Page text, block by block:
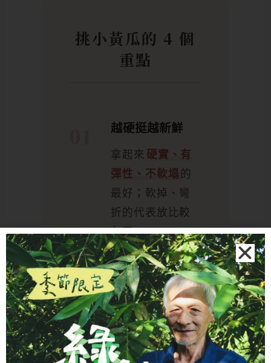
挑小黃瓜的 4 個
重點
越硬挺越新鮮
拿起來 硬實、有
彈性、不軟塌 的
最好；軟掉、彎
折的代表放比較
久了。
顏色深綠、有光
澤
表皮深綠、色澤
均勻的比較新